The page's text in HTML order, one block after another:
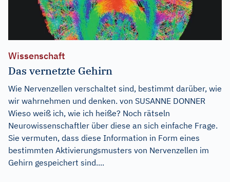
Wissenschaft
Das vernetzte Gehirn
Wie Nervenzellen verschaltet sind, bestimmt darüber, wie
wir wahrnehmen und denken. von SUSANNE DONNER
Wieso weiß ich, wie ich heiße? Noch rätseln
Neurowissenschaftler über diese an sich einfache Frage.
Sie vermuten, dass diese Information in Form eines
bestimmten Aktivierungsmusters von Nervenzellen im
Gehirn gespeichert sind....